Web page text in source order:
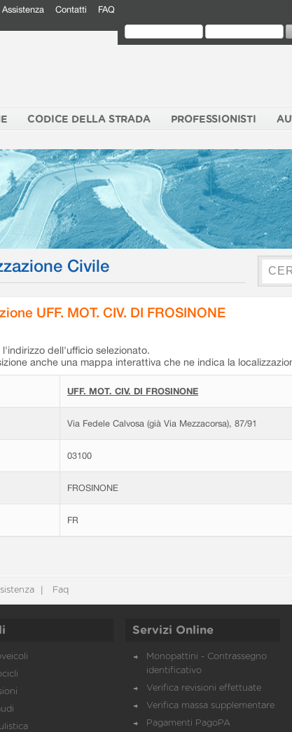
Assistenza Contatti FAQ
CODICE DELLA STRADA PROFESSIONISTI
Civile
UFF. MOT. CIV. DI FROSINONE
l'indirizzo dell'ufficio selezionato.
anche una mappa interattiva che ne indica la
UFF. MOT. CIV. DI FROSINONE
Via Fedele Calvosa (già Via Mezzacorsa), 87/91
03100
FROSINONE
FR
Faq
Servizi Online
Monopattini - Contrassegno
identificativo
Verifica revisioni effettuate
Verifica massa supplementare
Pagamenti PagoPA